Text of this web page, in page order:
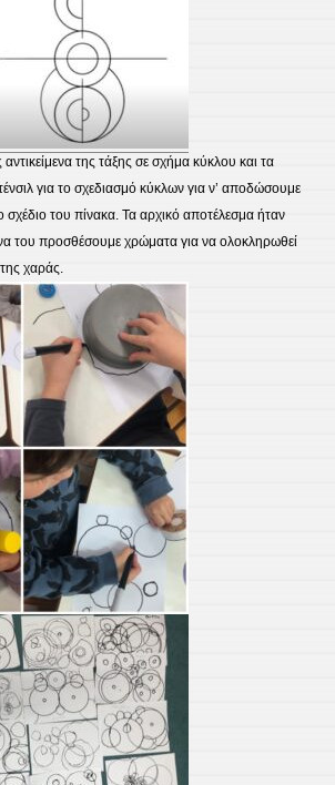
της τάξης σε σχήμα κύκλου και τα
για το σχεδιασμό κύκλων για ν’ αποδώσουμε
σχέδιο του πίνακα. Τα αρχικό αποτέλεσμα ήταν
του προσθέσουμε χρώματα για να ολοκληρωθεί
χαράς.